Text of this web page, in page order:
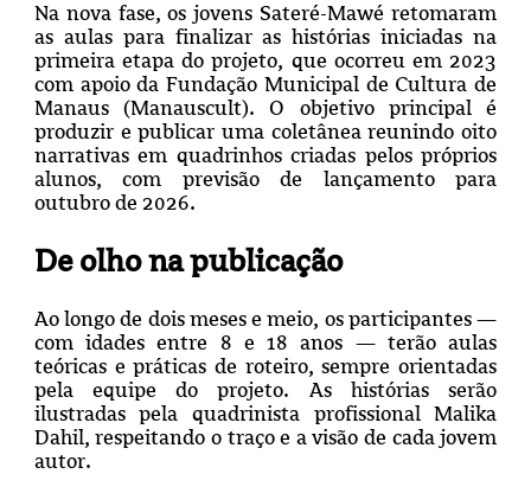
Na nova fase, os jovens Sateré-Mawé retomaram
as aulas para finalizar as histórias iniciadas na
primeira etapa do projeto, que ocorreu em 2023
com apoio da Fundação Municipal de Cultura de
Manaus (Manauscult). O objetivo principal é
produzir e publicar uma coletânea reunindo oito
narrativas em quadrinhos criadas pelos próprios
alunos, com previsão de lançamento para
outubro de 2026.
De olho na publicação
Ao longo de dois meses e meio, os participantes —
com idades entre 8 e 18 anos — terão aulas
teóricas e práticas de roteiro, sempre orientadas
pela equipe do projeto. As histórias serão
ilustradas pela quadrinista profissional Malika
Dahil, respeitando o traço e a visão de cada jovem
autor.